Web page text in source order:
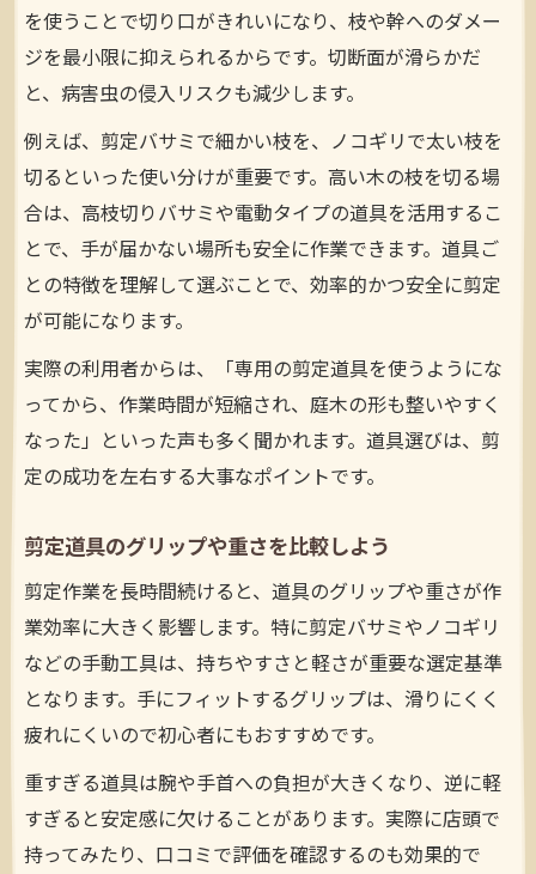
を使うことで切り口がきれいになり、枝や幹へのダメー
ジを最小限に抑えられるからです。切断面が滑らかだ
と、病害虫の侵入リスクも減少します。
例えば、剪定バサミで細かい枝を、ノコギリで太い枝を
切るといった使い分けが重要です。高い木の枝を切る場
合は、高枝切りバサミや電動タイプの道具を活用するこ
とで、手が届かない場所も安全に作業できます。道具ご
との特徴を理解して選ぶことで、効率的かつ安全に剪定
が可能になります。
実際の利用者からは、「専用の剪定道具を使うようにな
ってから、作業時間が短縮され、庭木の形も整いやすく
なった」といった声も多く聞かれます。道具選びは、剪
定の成功を左右する大事なポイントです。
剪定道具のグリップや重さを比較しよう
剪定作業を長時間続けると、道具のグリップや重さが作
業効率に大きく影響します。特に剪定バサミやノコギリ
などの手動工具は、持ちやすさと軽さが重要な選定基準
となります。手にフィットするグリップは、滑りにくく
疲れにくいので初心者にもおすすめです。
重すぎる道具は腕や手首への負担が大きくなり、逆に軽
すぎると安定感に欠けることがあります。実際に店頭で
持ってみたり、口コミで評価を確認するのも効果的で